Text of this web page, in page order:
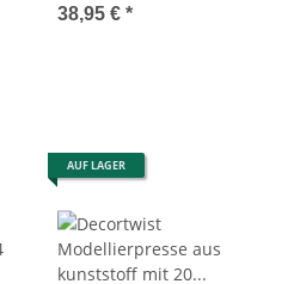
38,95 € *
AUF LAGER